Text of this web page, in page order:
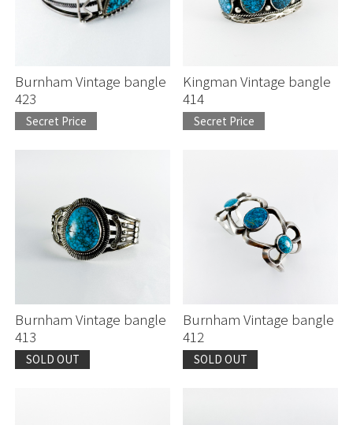
Burnham Vintage bangle
423
Secret Price
Kingman Vintage bangle
414
Secret Price
Burnham Vintage bangle
413
SOLD OUT
Burnham Vintage bangle
412
SOLD OUT